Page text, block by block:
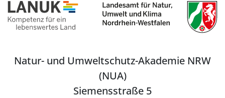
Natur- und Umweltschutz-Akademie NRW
(NUA)
Siemensstraße 5